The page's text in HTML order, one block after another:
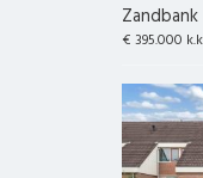
€ 395.000 k.k